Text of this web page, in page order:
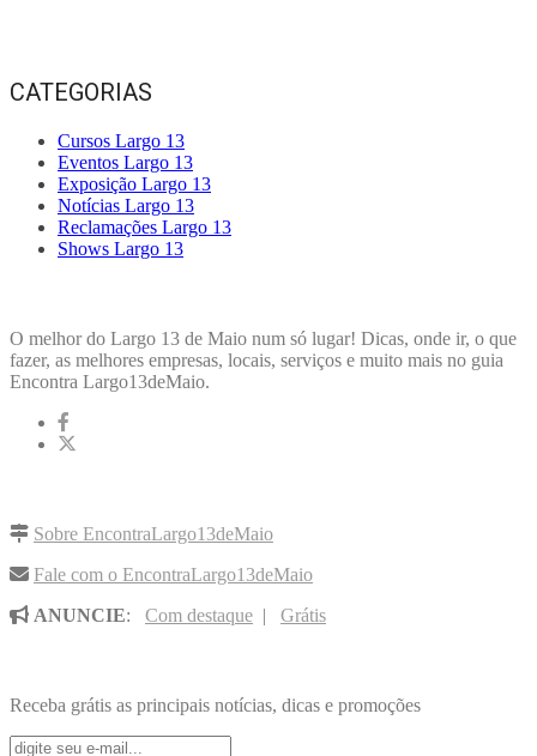
CATEGORIAS
Cursos Largo 13
Eventos Largo 13
Exposição Largo 13
Notícias Largo 13
Reclamações Largo 13
Shows Largo 13
O melhor do Largo 13 de Maio num só lugar! Dicas, onde ir, o que
fazer, as melhores empresas, locais, serviços e muito mais no guia
Encontra Largo13deMaio.
Sobre EncontraLargo13deMaio
Fale com o EncontraLargo13deMaio
ANUNCIE: Com destaque | Grátis
Receba grátis as principais notícias, dicas e promoções